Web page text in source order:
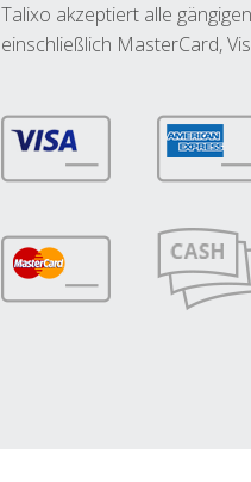
Talixo akzeptiert alle
einschließlich MasterCard,